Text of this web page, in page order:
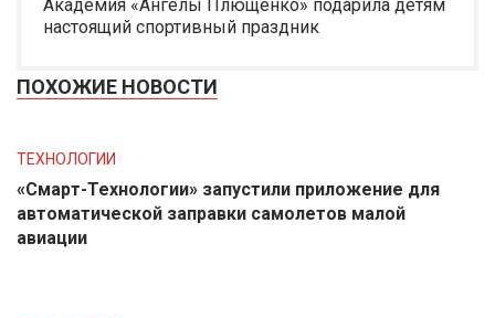
Академия «Ангелы Плющенко» подарила детям
настоящий спортивный праздник
ПОХОЖИЕ НОВОСТИ
ТЕХНОЛОГИИ
«Смарт-Технологии» запустили приложение для
автоматической заправки самолетов малой
авиации